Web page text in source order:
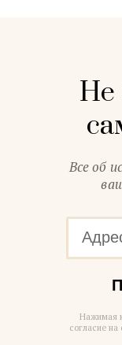
Не
Все об
Нажимая
согласие на